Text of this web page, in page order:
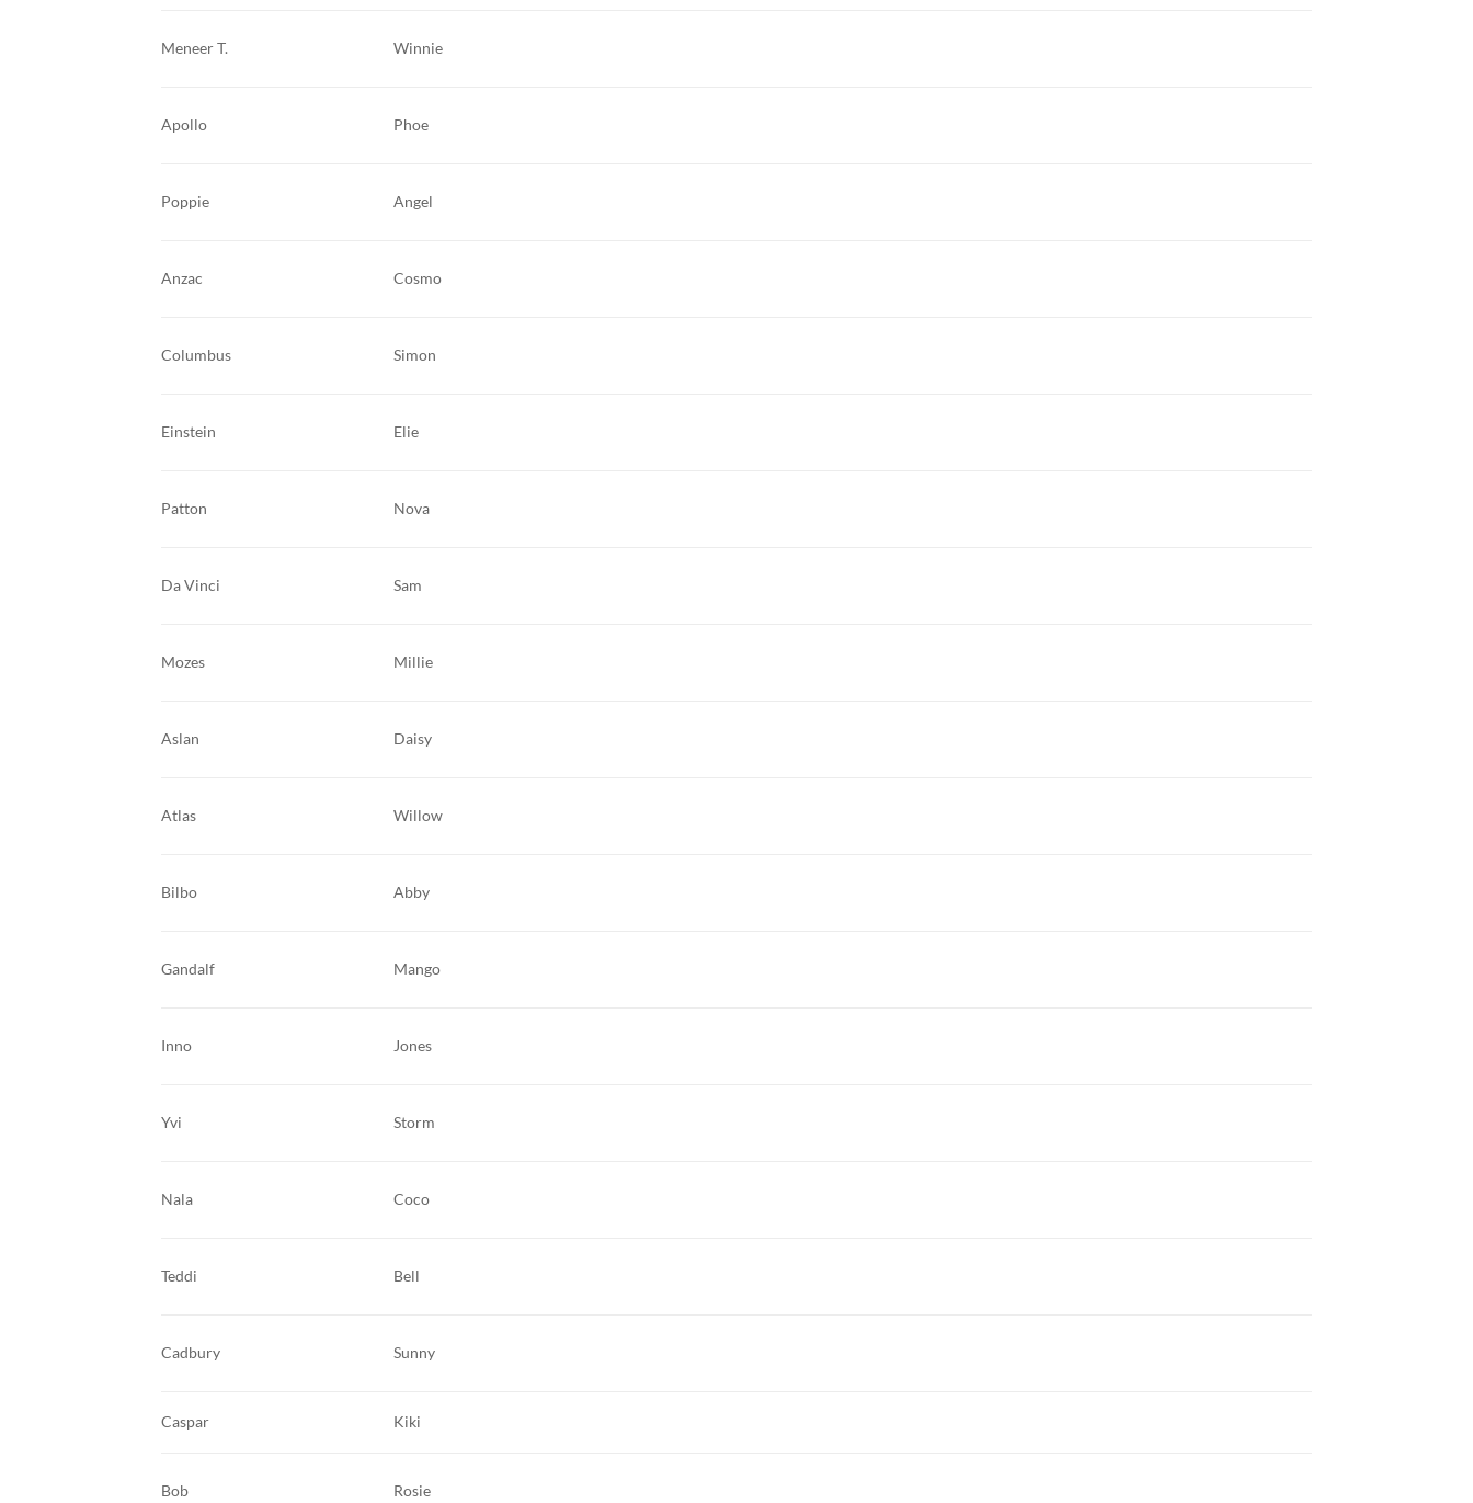
Meneer T. Winnie
Apollo Phoe
Poppie Angel
Anzac Cosmo
Columbus Simon
Einstein Elie
Patton Nova
Da Vinci Sam
Mozes Millie
Aslan Daisy
Atlas Willow
Bilbo Abby
Gandalf Mango
Inno Jones
Yvi Storm
Nala Coco
Teddi Bell
Cadbury Sunny
Caspar Kiki
Bob Rosie